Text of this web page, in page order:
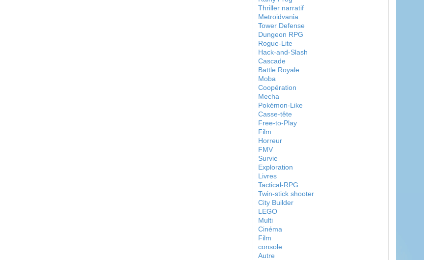
Thriller narratif
Metroidvania
Tower Defense
Dungeon RPG
Rogue-Lite
Hack-and-Slash
Cascade
Battle Royale
Moba
Coopération
Mecha
Pokémon-Like
Casse-tête
Free-to-Play
Film
Horreur
FMV
Survie
Exploration
Livres
Tactical-RPG
Twin-stick shooter
City Builder
LEGO
Multi
Cinéma
Film
console
Autre